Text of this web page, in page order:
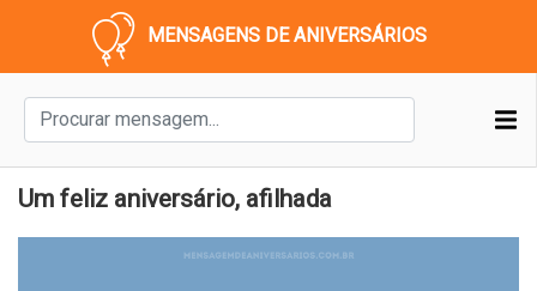
MENSAGENS DE ANIVERSÁRIOS
Um feliz aniversário, afilhada